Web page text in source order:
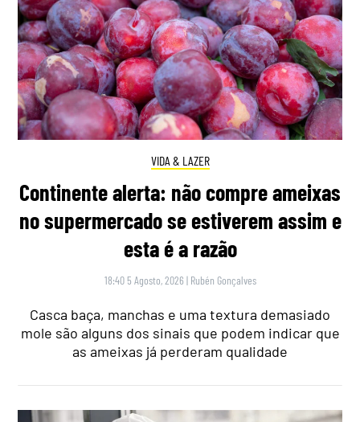
VIDA & LAZER
Continente alerta: não compre ameixas
no supermercado se estiverem assim e
esta é a razão
18:40 5 Agosto, 2026 | Rubén Gonçalves
Casca baça, manchas e uma textura demasiado
mole são alguns dos sinais que podem indicar que
as ameixas já perderam qualidade